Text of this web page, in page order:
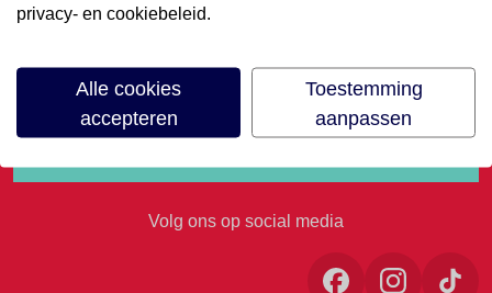
Meld je aan voor onze nieuwsbrief
Volg ons op social media
privacy- en cookiebeleid.
Alle cookies
accepteren
Toestemming
aanpassen